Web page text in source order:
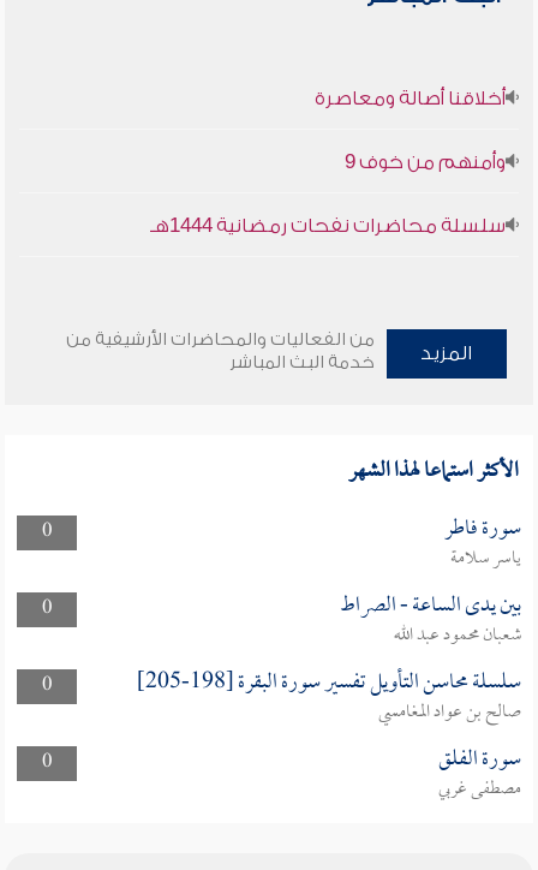
أخلاقنا أصالة ومعاصرة
وأمنهم من خوف 9
سلسلة محاضرات نفحات رمضانية 1444هـ
المزيد
من الفعاليات والمحاضرات الأرشيفية من
خدمة البث المباشر
الأكثر استماعا لهذا الشهر
0 سورة فاطر
ياسر سلامة
0
بين يدى الساعة - الصراط
شعبان محمود عبد الله
0
سلسلة محاسن التأويل تفسير سورة البقرة [198-205]
صالح بن عواد المغامسي
0
سورة الفلق
مصطفى غربي